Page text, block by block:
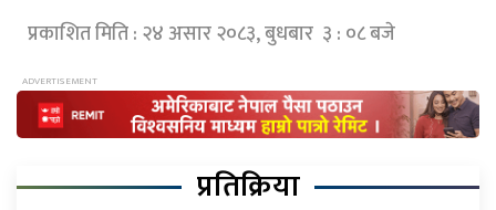
प्रकाशित मिति : २४ असार २०८३, बुधबार ३ : ०८ बजे
प्रतिक्रिया